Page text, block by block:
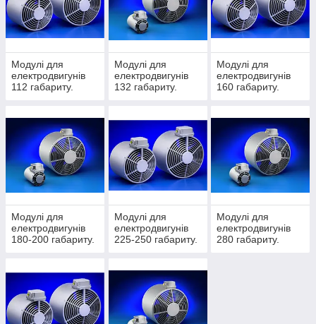
Модульна система для різних
застосувань .
використанню внутрішнього впускного
простору.
Висока стійкість до вібрації завдяки
міцному корпусу з листового металу/
лиття під тиском.
Оцинкований листовий метал, стійкий
до морської води, литий сплав.
Версії ATEX.
Версії для температури
навколишнього середовища до -40°C.
харчовій промисловості.
Сертифікований cURus.
Захист IP66 для всіх версій.
Модулі для
електродвигунів
112 габариту.
Модулі для
електродвигунів
132 габариту.
Модулі для
електродвигунів
160 габариту.
Модулі для
електродвигунів
180-200 габариту.
Модулі для
електродвигунів
225-250 габариту.
Модулі для
електродвигунів
280 габариту.